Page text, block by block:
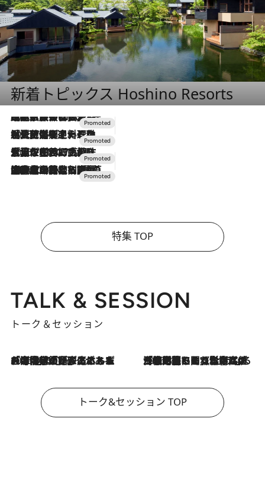
新着トピックス Hoshino Resorts
2026.7.31
【ホテル帰省】という選択肢をOMOが提案。家族とほどよい距離を保つには「昼は実家、夜は気兼ねなくホテルで！」
2026.7.24
【夏限定ディナーコース】旬を迎える稚鮎や花ズッキーニなどをイタリア・トスカーナの郷土料理の手法で満喫！
2026.7.17
「土佐和ハーブかき氷」がOMO7高知に登場！生姜、山椒、大葉など目にも舌にも涼を呼ぶ郷土の味
2026.7.10
NEW OPEN！【界 草津】名湯の地に誕生。趣の異なる2種の温泉と上州ならではの会席・蕎麦割烹など美食を味わう究極の癒やし旅
特集 TOP
TALK & SESSION
トーク＆セッション
2026.8.3
「今後値上げがあるとすれば…」「リスクがあるのは今年の冬」エネルギー専門家が語る、ホルムズ海峡封鎖が家庭にもたらす“ある心配” 2026.8.3
「住宅建てられない…」「サーチャージ料の高値が続いている」ホルムズ海峡封鎖による影響はいつまで続く？《エネルギー専門家に聞く“どうなる日本の暮らし”》
トーク&セッション TOP